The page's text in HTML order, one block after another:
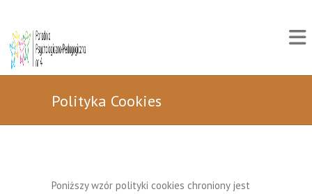
Polityka Cookies
Poniższy wzór polityki cookies chroniony jest